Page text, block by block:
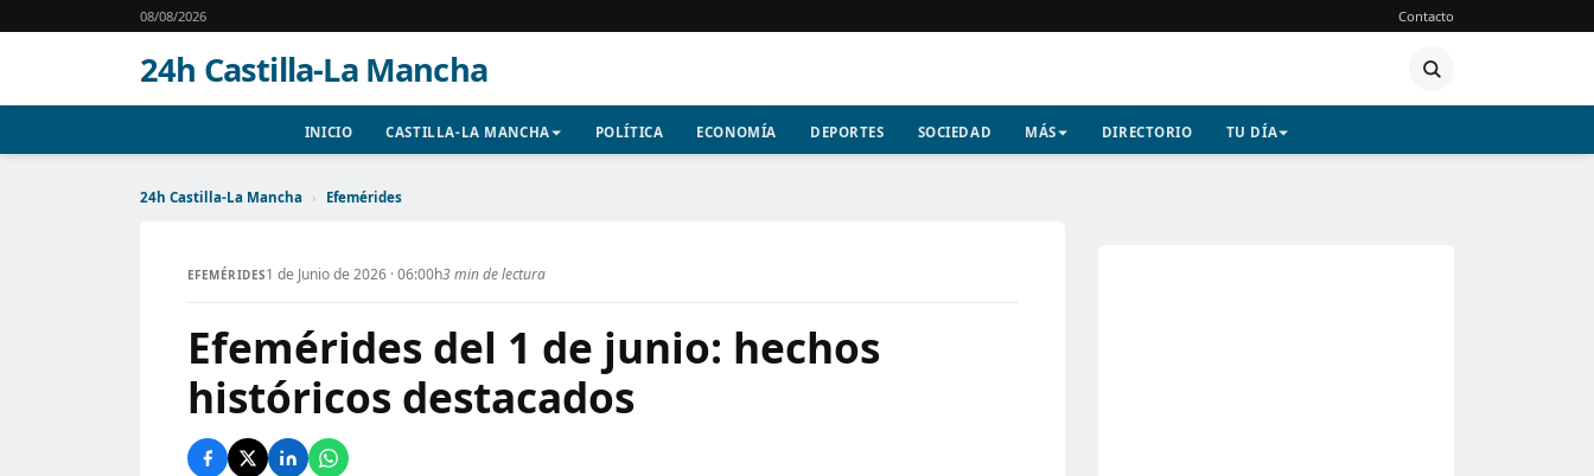
08/08/2026 Contacto
24h Castilla-La Mancha
INICIO CASTILLA-LA MANCHA POLÍTICA ECONOMÍA DEPORTES SOCIEDAD MÁS DIRECTORIO TU DÍA
24h Castilla-La Mancha › Efemérides
EFEMÉRIDES1 de Junio de 2026 · 06:00h3 min de lectura
Efemérides del 1 de junio: hechos
históricos destacados